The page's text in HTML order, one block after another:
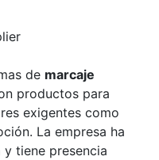
de marcaje
productos para
exigentes como
La empresa ha
tiene presencia